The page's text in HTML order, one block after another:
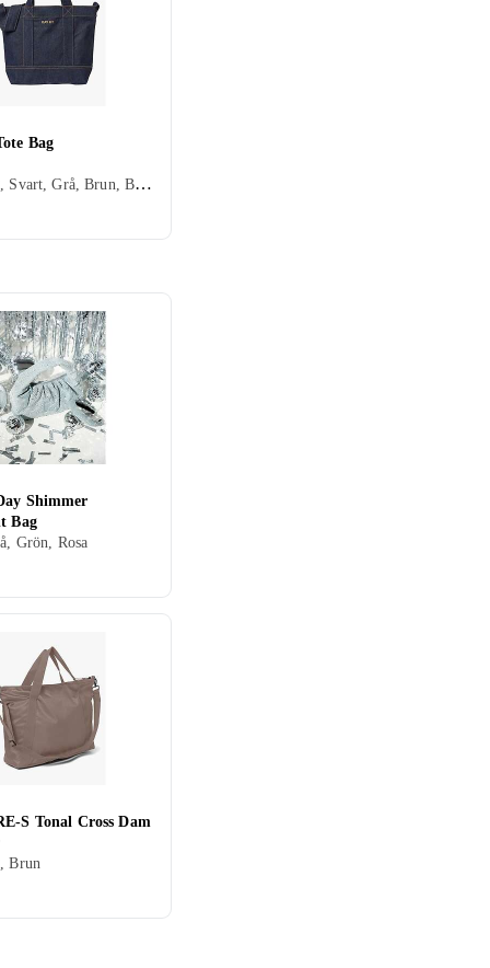
Bag
Tote Bag, Svart, Grå, Brun, Blå, Beige
Shimmer
Bag
Grön, Rosa
S Tonal Cross Dam
Brun